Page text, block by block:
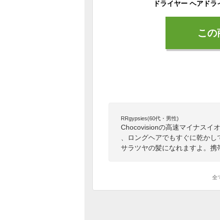
こ
RRgypsies(60代・男性)
Chocovisionの高速マイナスイ
、ロングヘアでもすぐに乾か
サラツヤの髪になれますよ。携
全